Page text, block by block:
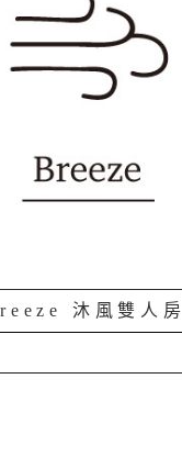
沐風雙人房